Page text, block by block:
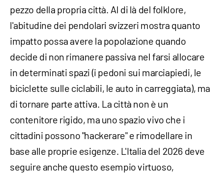
pezzo della propria città. Al di là del folklore,
l'abitudine dei pendolari svizzeri mostra quanto
impatto possa avere la popolazione quando
decide di non rimanere passiva nel farsi allocare
in determinati spazi (i pedoni sui marciapiedi, le
biciclette sulle ciclabili, le auto in carreggiata), ma
di tornare parte attiva. La città non è un
contenitore rigido, ma uno spazio vivo che i
cittadini possono "hackerare" e rimodellare in
base alle proprie esigenze. L'Italia del 2026 deve
seguire anche questo esempio virtuoso,